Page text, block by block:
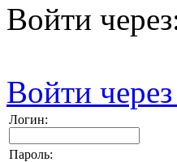
Войти
Войти
Логин:
Пароль: